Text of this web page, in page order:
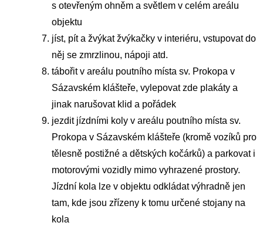
s otevřeným ohněm a světlem v celém areálu
objektu
jíst, pít a žvýkat žvýkačky v interiéru, vstupovat do
něj se zmrzlinou, nápoji atd.
tábořit v areálu poutního místa sv. Prokopa v
Sázavském klášteře, vylepovat zde plakáty a
jinak narušovat klid a pořádek
jezdit jízdními koly v areálu poutního místa sv.
Prokopa v Sázavském klášteře (kromě vozíků pro
tělesně postižné a dětských kočárků) a parkovat i
motorovými vozidly mimo vyhrazené prostory.
Jízdní kola lze v objektu odkládat výhradně jen
tam, kde jsou zřízeny k tomu určené stojany na
kola